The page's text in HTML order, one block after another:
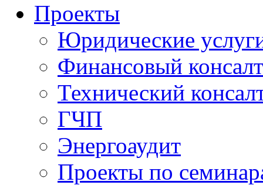
Проекты
Юридические
Финансовый
Технический
ГЧП
Энергоаудит
Проекты по